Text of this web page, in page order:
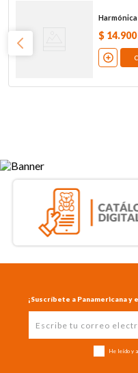
$ 14.900
¡Suscríbete a Panamericana
He leído y